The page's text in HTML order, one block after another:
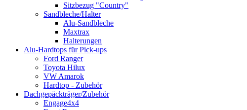
Sitzbezug "Country"
Sandbleche/Halter
Alu-Sandbleche
Maxtrax
Halterungen
Alu-Hardtops für Pick-ups
Ford Ranger
Toyota Hilux
VW Amarok
Hardtop - Zubehör
Dachgepäckträger/Zubehör
Engage4x4